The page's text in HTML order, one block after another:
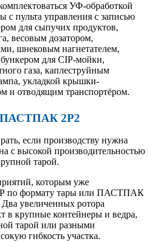
УФ-обработкой
с пульта управления с записью
для сыпучих продуктов,
весовым дозатором,
шнековым нагнетателем,
для CIP-мойки,
газа, каплеструйным
укладкой крышки-
и отводящим транспортёром.
ПАСТПАК 2Р2
если производству нужна
с высокой производительностью
тарой.
которым уже
по формату тары или ПАСТПАК
увеличенных ротора
в крупные контейнеры и ведра,
тарой или разными
гибкость участка.